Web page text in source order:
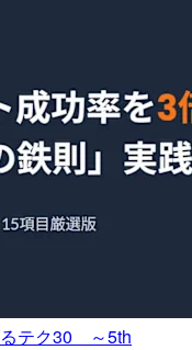
るテク30 ～5th